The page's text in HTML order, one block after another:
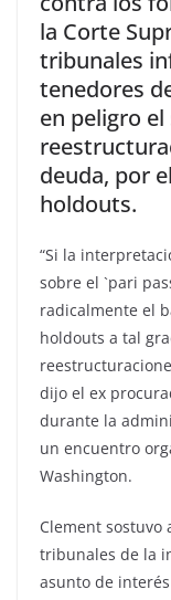
la Corte
tribunales
tenedores
en peligro
deuda, por
holdouts.
“Si la
sobre el `pari
radicalmente el
holdouts a tal
dijo el ex
durante la
un encuentro
Washington.
Clement sostuvo
tribunales de la
asunto de interés